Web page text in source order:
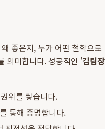
좋은지, 누가 어떤 철학으로
의미합니다. 성공적인 '김팀장
위를 쌓습니다.
통해 증명합니다.